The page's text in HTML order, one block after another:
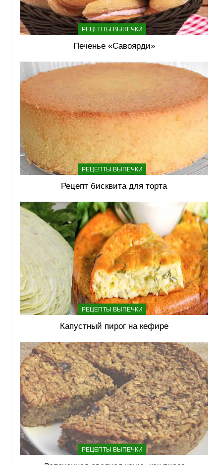
РЕЦЕПТЫ ВЫПЕЧКИ
Печенье «Савоярди»
РЕЦЕПТЫ ВЫПЕЧКИ
Рецепт бисквита для торта
РЕЦЕПТЫ ВЫПЕЧКИ
Капустный пирог на кефире
РЕЦЕПТЫ ВЫПЕЧКИ